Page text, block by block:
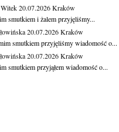
20.07.2026Kraków
smutkiem i żalem przyjęliśmy...
20.07.2026Kraków
smutkiem przyjęliśmy wiadomość o...
20.07.2026Kraków
smutkiem przyjąłem wiadomość o...